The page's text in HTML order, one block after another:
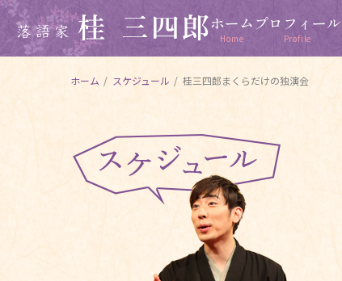
ホーム
Home
プロフィール
Profile
ホーム / スケジュール / 桂三四郎まくらだけの独演会